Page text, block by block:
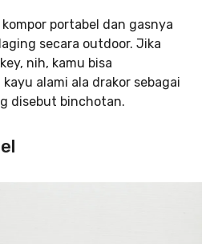
portabel dan gasnya
secara outdoor. Jika
nih, kamu bisa
alami ala drakor sebagai
disebut binchotan.